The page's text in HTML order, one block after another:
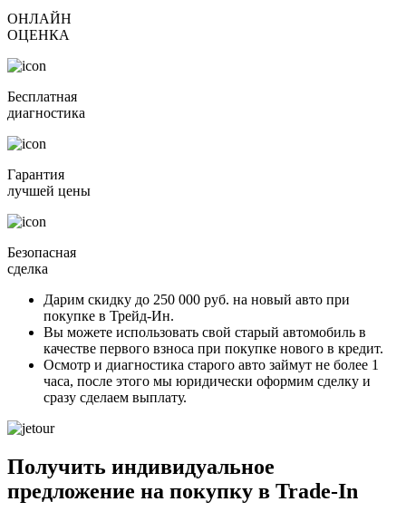
ОНЛАЙН
ОЦЕНКА
Бесплатная
диагностика
Гарантия
лучшей цены
Безопасная
сделка
Дарим скидку до 250 000 руб. на новый авто при
покупке в Трейд-Ин.
Вы можете использовать свой старый автомобиль в
качестве первого взноса при покупке нового в кредит.
Осмотр и диагностика старого авто займут не более 1
часа, после этого мы юридически оформим сделку и
сразу сделаем выплату.
Получить индивидуальное
предложение на покупку в Trade-In